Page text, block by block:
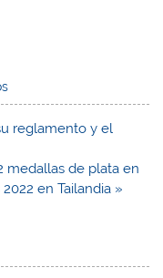
reglamento y el
medallas de plata en
en Tailandia »